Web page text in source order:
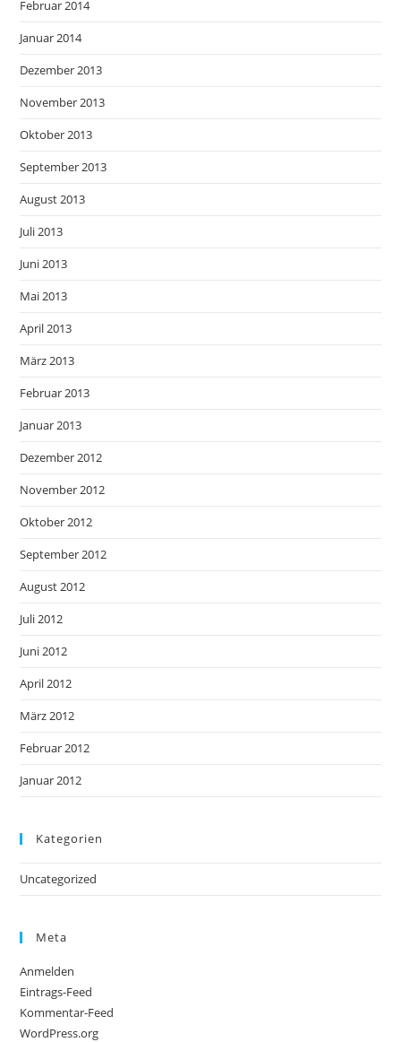
Februar 2014
Januar 2014
Dezember 2013
November 2013
Oktober 2013
September 2013
August 2013
Juli 2013
Juni 2013
Mai 2013
April 2013
März 2013
Februar 2013
Januar 2013
Dezember 2012
November 2012
Oktober 2012
September 2012
August 2012
Juli 2012
Juni 2012
April 2012
März 2012
Februar 2012
Januar 2012
Kategorien
Uncategorized
Meta
Anmelden
Eintrags-Feed
Kommentar-Feed
WordPress.org